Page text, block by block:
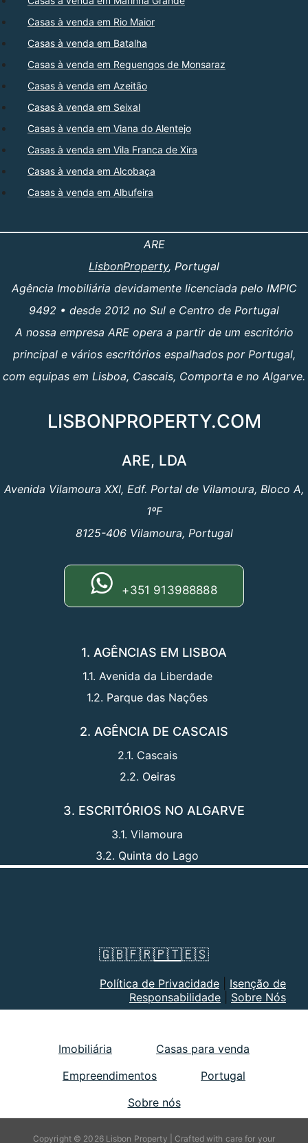
Casas à venda em Rio Maior
Casas à venda em Batalha
Casas à venda em Reguengos de Monsaraz
Casas à venda em Azeitão
Casas à venda em Seixal
Casas à venda em Viana do Alentejo
Casas à venda em Vila Franca de Xira
Casas à venda em Alcobaça
Casas à venda em Albufeira
ARE
LisbonProperty, Portugal
Agência Imobiliária devidamente licenciada pelo IMPIC
9492 • desde 2012 no Sul e Centro de Portugal
A nossa empresa ARE opera a partir de um escritório
principal e vários escritórios espalhados por Portugal,
com equipas em Lisboa, Cascais, Comporta e no Algarve.
LISBONPROPERTY.COM
ARE, LDA
Avenida Vilamoura XXI, Edf. Portal de Vilamoura, Bloco A,
1ºF
8125-406 Vilamoura, Portugal
+351 913988888
1. AGÊNCIAS EM LISBOA
1.1. Avenida da Liberdade
1.2. Parque das Nações
2. AGÊNCIA DE CASCAIS
2.1. Cascais
2.2. Oeiras
3. ESCRITÓRIOS NO ALGARVE
3.1. Vilamoura
3.2. Quinta do Lago
🇬🇧🇫🇷🇵🇹🇪🇸
Política de Privacidade
Isenção de
Responsabilidade
Sobre Nós
Imobiliária
Casas para venda
Empreendimentos
Portugal
Sobre nós
Copyright © 2026 Lisbon Property | Crafted with care for your